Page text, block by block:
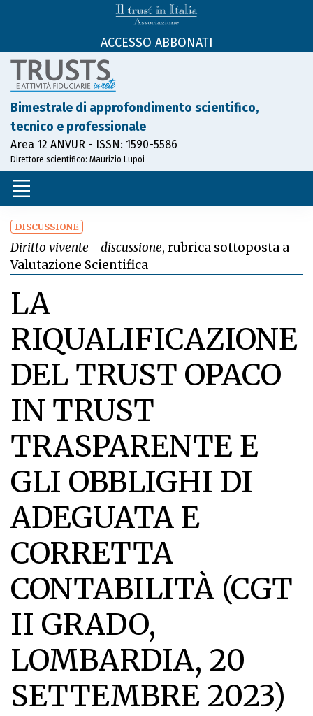
ACCESSO ABBONATI
Bimestrale di approfondimento scientifico,
tecnico e professionale
Area 12 ANVUR - ISSN: 1590-5586
Direttore scientifico: Maurizio Lupoi
DISCUSSIONE
Diritto vivente - discussione, rubrica sottoposta a
Valutazione Scientifica
LA
RIQUALIFICAZIONE
DEL TRUST OPACO
IN TRUST
TRASPARENTE E
GLI OBBLIGHI DI
ADEGUATA E
CORRETTA
CONTABILITÀ (CGT
II GRADO,
LOMBARDIA, 20
SETTEMBRE 2023)